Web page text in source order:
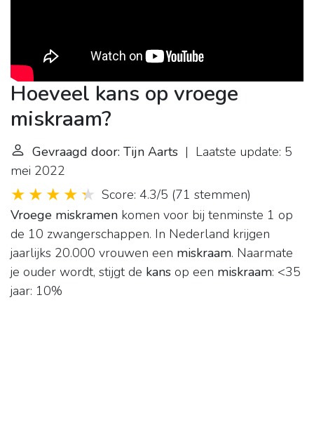
Hoeveel kans op vroege
miskraam?
Gevraagd door: Tijn Aarts | Laatste update: 5
mei 2022
Score: 4.3/5 (71 stemmen)
Vroege miskramen komen voor bij tenminste 1 op
de 10 zwangerschappen. In Nederland krijgen
jaarlijks 20.000 vrouwen een miskraam. Naarmate
je ouder wordt, stijgt de kans op een miskraam: <35
jaar: 10%